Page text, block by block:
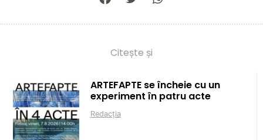
Citește și
ARTEFAPTE se încheie cu un
experiment în patru acte
Redacția